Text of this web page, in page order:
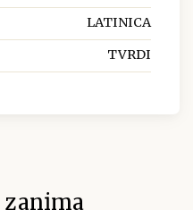
LATINICA
TVRDI
zanima